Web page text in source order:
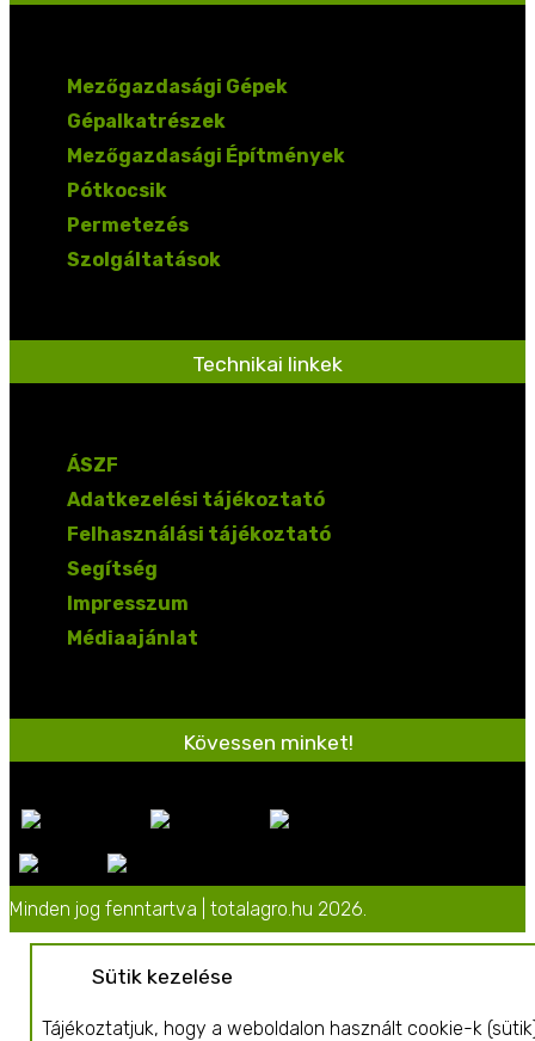
Mezőgazdasági Gépek
Gépalkatrészek
Mezőgazdasági Építmények
Pótkocsik
Permetezés
Szolgáltatások
Technikai linkek
ÁSZF
Adatkezelési tájékoztató
Felhasználási tájékoztató
Segítség
Impresszum
Médiaajánlat
Kövessen minket!
Minden jog fenntartva | totalagro.hu 2026.
Sütik kezelése
Tájékoztatjuk, hogy a weboldalon használt cookie-k